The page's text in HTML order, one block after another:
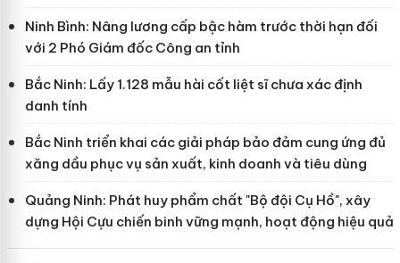
Ninh Bình: Nâng lương cấp bậc hàm trước thời hạn đối
với 2 Phó Giám đốc Công an tỉnh
Bắc Ninh: Lấy 1.128 mẫu hài cốt liệt sĩ chưa xác định
danh tính
Bắc Ninh triển khai các giải pháp bảo đảm cung ứng đủ
xăng dầu phục vụ sản xuất, kinh doanh và tiêu dùng
Quảng Ninh: Phát huy phẩm chất "Bộ đội Cụ Hồ", xây
dựng Hội Cựu chiến binh vững mạnh, hoạt động hiệu quả